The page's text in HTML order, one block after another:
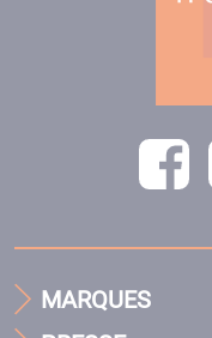
MARQUES